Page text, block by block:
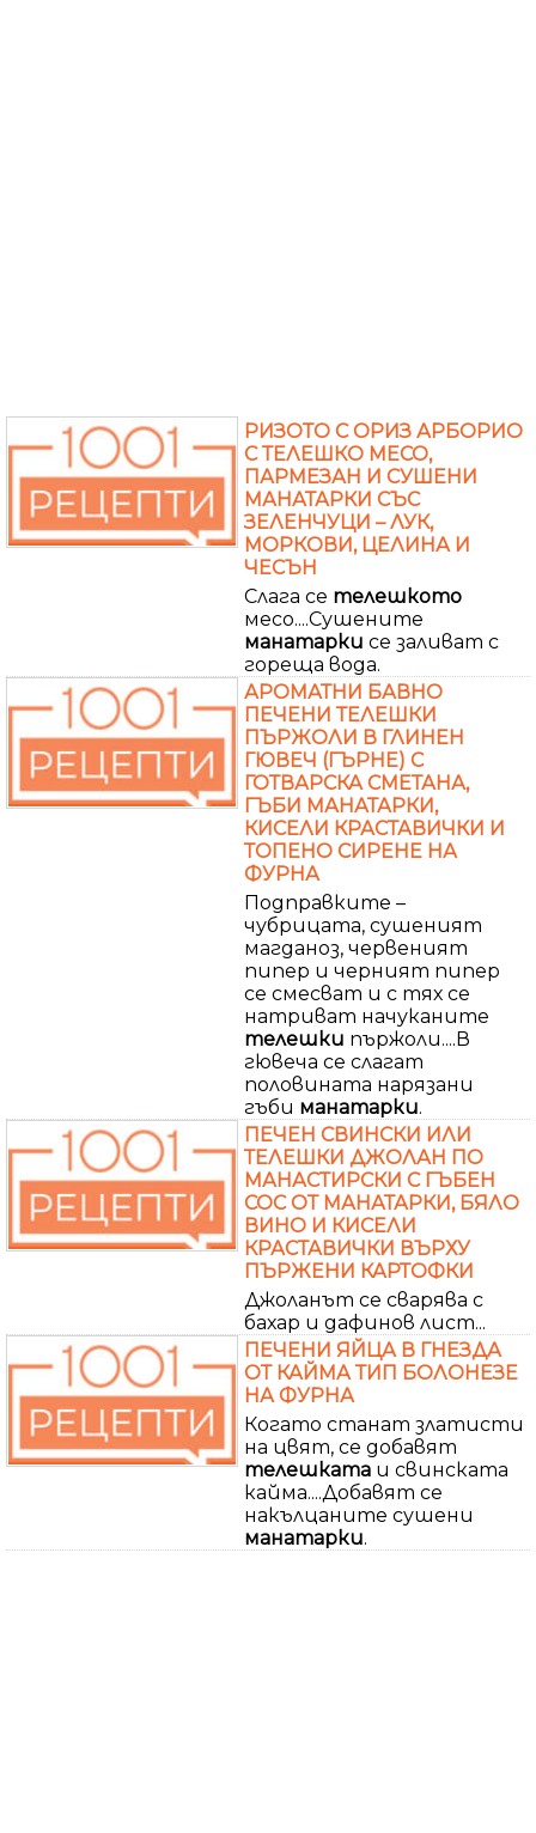
РИЗОТО С ОРИЗ АРБОРИО
С ТЕЛЕШКО МЕСО,
ПАРМЕЗАН И СУШЕНИ
МАНАТАРКИ СЪС
ЗЕЛЕНЧУЦИ – ЛУК,
МОРКОВИ, ЦЕЛИНА И
ЧЕСЪН
Слага се телешкото
месо....Сушените
манатарки се заливат с
гореща вода.
АРОМАТНИ БАВНО
ПЕЧЕНИ ТЕЛЕШКИ
ПЪРЖОЛИ В ГЛИНЕН
ГЮВЕЧ (ГЪРНЕ) С
ГОТВАРСКА СМЕТАНА,
ГЪБИ МАНАТАРКИ,
КИСЕЛИ КРАСТАВИЧКИ И
ТОПЕНО СИРЕНЕ НА
ФУРНА
Подправките –
чубрицата, сушеният
магданоз, червеният
пипер и черният пипер
се смесват и с тях се
натриват начуканите
телешки пържоли....В
гювеча се слагат
половината нарязани
гъби манатарки.
ПЕЧЕН СВИНСКИ ИЛИ
ТЕЛЕШКИ ДЖОЛАН ПО
МАНАСТИРСКИ С ГЪБЕН
СОС ОТ МАНАТАРКИ, БЯЛО
ВИНО И КИСЕЛИ
КРАСТАВИЧКИ ВЪРХУ
ПЪРЖЕНИ КАРТОФКИ
Джоланът се сварява с
бахар и дафинов лист...
ПЕЧЕНИ ЯЙЦА В ГНЕЗДА
ОТ КАЙМА ТИП БОЛОНЕЗЕ
НА ФУРНА
Когато станат златисти
на цвят, се добавят
телешката и свинската
кайма....Добавят се
накълцаните сушени
манатарки.